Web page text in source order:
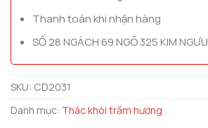
Thanh toán khi nhận hàng
SỐ 28 NGÁCH 69 NGÕ 325 KIM NGƯU
SKU: CD2031
Danh mục: Thác khói trầm hương